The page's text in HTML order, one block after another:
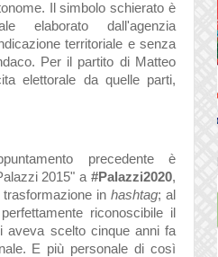
Il simbolo schierato è
elaborato dall'agenzia
territoriale e senza
Per il partito di Matteo
elettorale da quelle parti,
precedente è
2015" a #Palazzi2020,
in hashtag; al
riconoscibile il
aveva scelto cinque anni fa
E più personale di così